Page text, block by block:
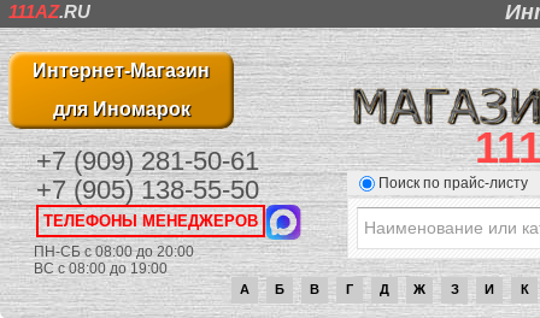
111AZ.RU
Интернет-Магазин
для Иномарок
+7 (909) 281-50-61
+7 (905) 138-55-50
ТЕЛЕФОНЫ МЕНЕДЖЕРОВ
ПН-СБ с 08:00 до 20:00
ВС с 08:00 до 19:00
Поиск по прайс-листу
А Б В Г Д Ж З И К